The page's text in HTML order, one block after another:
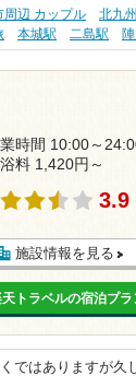
周辺 カップル
北九
本城駅 二島駅
時間 10:00～
料 1,420円～
3.9
施設情報を見る
トラベルの宿泊プラ
ではありますが久